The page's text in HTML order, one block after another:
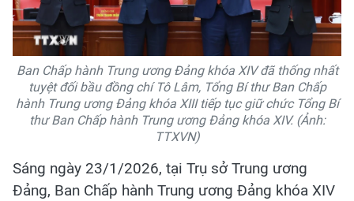
Ban Chấp hành Trung ương Đảng khóa XIV đã thống nhất
tuyệt đối bầu đồng chí Tô Lâm, Tổng Bí thư Ban Chấp
hành Trung ương Đảng khóa XIII tiếp tục giữ chức Tổng Bí
thư Ban Chấp hành Trung ương Đảng khóa XIV. (Ảnh:
TTXVN)
Sáng ngày 23/1/2026, tại Trụ sở Trung ương
Đảng, Ban Chấp hành Trung ương Đảng khóa XIV